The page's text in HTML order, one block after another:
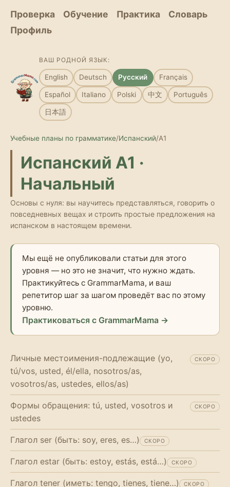
Проверка Обучение Практика
Словарь
Профиль
ВАШ РОДНОЙ ЯЗЫК:
English Deutsch Русский Français
Español Italiano Polski 中文 Português
日本語
Учебные планы по грамматике/Испанский/A1
Испанский A1 ·
Начальный
Основы с нуля: вы научитесь представляться, говорить о
повседневных вещах и строить простые предложения на
испанском в настоящем времени.
Мы ещё не опубликовали статьи для этого
уровня — но это не значит, что нужно ждать.
Практикуйтесь с GrammarMama, и ваш
репетитор шаг за шагом проведёт вас по этому
уровню.
Практиковаться с GrammarMama →
Личные местоимения-подлежащие (yo,
tú/vos, usted, él/ella, nosotros/as,
vosotros/as, ustedes, ellos/as)
СКОРО
Формы обращения: tú, usted, vosotros и
ustedes
СКОРО
Глагол ser (быть: soy, eres, es…) СКОРО
Глагол estar (быть: estoy, estás, está…) СКОРО
Глагол tener (иметь: tengo, tienes, tiene…) СКОРО